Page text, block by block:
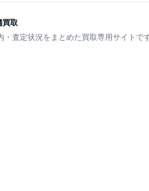
取
・査定状況をまとめた買取専用サイトです